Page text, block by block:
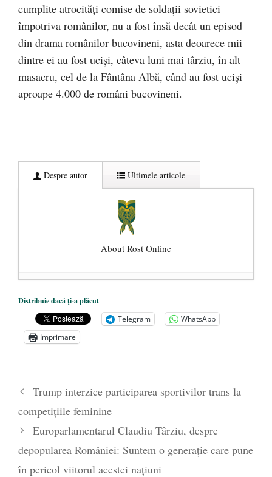
cumplite atrocităţi comise de soldaţii sovietici
împotriva românilor, nu a fost însă decât un episod
din drama românilor bucovineni, asta deoarece mii
dintre ei au fost ucişi, câteva luni mai târziu, în alt
masacru, cel de la Fântâna Albă, când au fost ucişi
aproape 4.000 de români bucovineni.
Despre autor Ultimele articole
About Rost Online
Dezvăluiri cutremurătoare despre
președintele Ucrainei, Volodymyr
Zelensky
- 13 mai 2026
Statul care servește Națiunea
poetului Octavian Goga, înlăturat din Iași
- 16 aprilie 2026
Distribuie dacă ți-a plăcut
Telegram
WhatsApp
Imprimare
Trump interzice participarea sportivilor trans la
competițiile feminine
Europarlamentarul Claudiu Târziu, despre
depopularea României: Suntem o generație care pune
în pericol viitorul acestei națiuni